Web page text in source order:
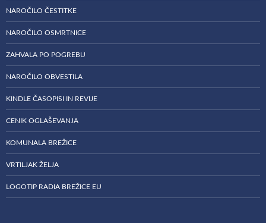
NAROČILO ČESTITKE
NAROČILO OSMRTNICE
ZAHVALA PO POGREBU
NAROČILO OBVESTILA
KINDLE ČASOPISI IN REVIJE
CENIK OGLAŠEVANJA
KOMUNALA BREŽICE
VRTILJAK ŽELJA
LOGOTIP RADIA BREŽICE EU